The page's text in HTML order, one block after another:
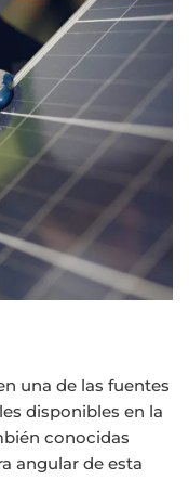
una de las fuentes
disponibles en la
conocidas
angular de esta